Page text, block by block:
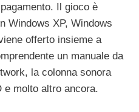
Il gioco è
Windows XP, Windows
offerto insieme a
un manuale da
la colonna sonora
e molto altro ancora.